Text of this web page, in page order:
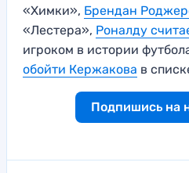
«Химки», Брендан
«Лестера», Роналду
игроком в истории
обойти Кержакова в
Подпишись на